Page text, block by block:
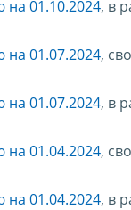
01.10.2024, в
01.07.2024,
01.07.2024, в
01.04.2024,
01.04.2024, в